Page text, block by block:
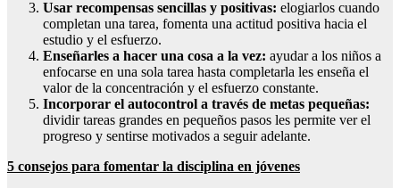
Usar recompensas sencillas y positivas: elogiarlos cuando
completan una tarea, fomenta una actitud positiva hacia el
estudio y el esfuerzo.
Enseñarles a hacer una cosa a la vez: ayudar a los niños a
enfocarse en una sola tarea hasta completarla les enseña el
valor de la concentración y el esfuerzo constante.
Incorporar el autocontrol a través de metas pequeñas:
dividir tareas grandes en pequeños pasos les permite ver el
progreso y sentirse motivados a seguir adelante.
5 consejos para fomentar la disciplina en jóvenes